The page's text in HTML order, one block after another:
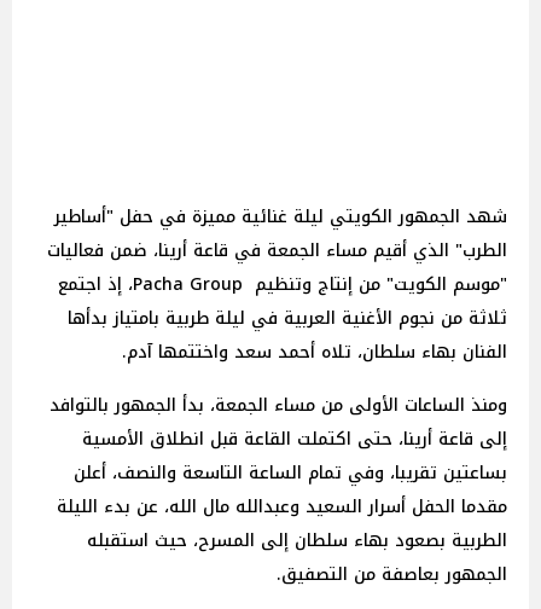
شهد الجمهور الكويتي ليلة غنائية مميزة في حفل "أساطير
الطرب" الذي أقيم مساء الجمعة في قاعة أرينا، ضمن فعاليات
"موسم الكويت" من إنتاج وتنظيم Pacha Group، إذ اجتمع
ثلاثة من نجوم الأغنية العربية في ليلة طربية بامتياز بدأها
الفنان بهاء سلطان، تلاه أحمد سعد واختتمها آدم.
ومنذ الساعات الأولى من مساء الجمعة، بدأ الجمهور بالتوافد
إلى قاعة أرينا، حتى اكتملت القاعة قبل انطلاق الأمسية
بساعتين تقريبا، وفي تمام الساعة التاسعة والنصف، أعلن
مقدما الحفل أسرار السعيد وعبدالله مال الله، عن بدء الليلة
الطربية بصعود بهاء سلطان إلى المسرح، حيث استقبله
الجمهور بعاصفة من التصفيق.